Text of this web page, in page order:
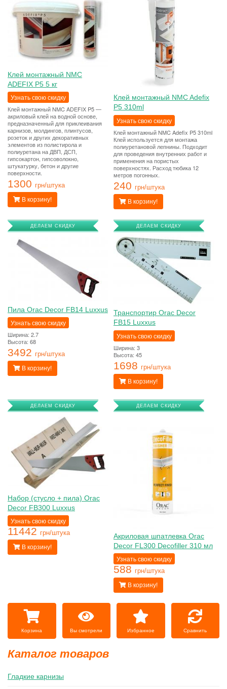
Клей монтажный NMC
ADEFIX P5 5 кг
Узнать свою скидку
Клей монтажный NMC ADEFIX P5 —
акриловый клей на водной основе,
предназначенный для приклеивания
карнизов, молдингов, плинтусов,
розеток и других декоративных
элементов из полистирола и
полиуретана на ДВП, ДСП,
гипсокартон, гипсоволокно,
штукатурку, бетон и другие
поверхности.
1300 грн/штука
В корзину!
Клей монтажный NMC Adefix
P5 310ml
Узнать свою скидку
Клей монтажный NMC Adefix P5 310ml
Клей используется для монтажа
полиуретановой лепнины. Подходит
для проведения внутренних работ и
применения на пористых
поверхностях. Расход тюбика 12
метров погонных.
240 грн/штука
В корзину!
ДЕЛАЕМ СКИДКУ
Пила Orac Decor FB14 Luxxus
Узнать свою скидку
Ширина: 2.7
Высота: 68
3492 грн/штука
В корзину!
ДЕЛАЕМ СКИДКУ
Транспортир Orac Decor
FB15 Luxxus
Узнать свою скидку
Ширина: 3
Высота: 45
1698 грн/штука
В корзину!
ДЕЛАЕМ СКИДКУ
Набор (стусло + пила) Orac
Decor FB300 Luxxus
Узнать свою скидку
11442 грн/штука
В корзину!
ДЕЛАЕМ СКИДКУ
Акриловая шпатлевка Orac
Decor FL300 Decofiller 310 мл
Узнать свою скидку
588 грн/штука
В корзину!
Корзина Вы смотрели Избранное Сравнить
Каталог товаров
Гладкие карнизы